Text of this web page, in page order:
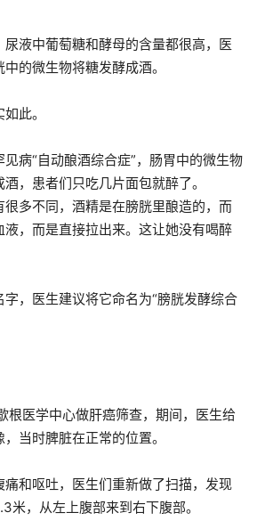
液中葡萄糖和酵母的含量都很高，医
的微生物将糖发酵成酒。
此。
病“自动酿酒综合症”，肠胃中的微生物
，患者们只吃几片面包就醉了。
多不同，酒精是在膀胱里酿造的，而
液，而是直接拉出来。这让她没有喝醉
，医生建议将它命名为“膀胱发酵综合
根医学中心做肝癌筛查，期间，医生给
当时脾脏在正常的位置。
和呕吐，医生们重新做了扫描，发现
米，从左上腹部来到右下腹部。